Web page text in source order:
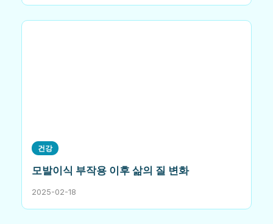
건강
모발이식 부작용 이후 삶의 질 변화
2025-02-18